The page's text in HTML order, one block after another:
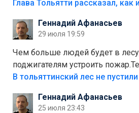
аттракционам слабо
лежала в парке и
украли.
Геннадий Афанасьев
29 июля 19:59
Чем больше людей будет в
поджигателям устроить
костры,тех надо безбожно
Штрафы мизерные.
Геннадий Афанасьев
25 июля 23:43